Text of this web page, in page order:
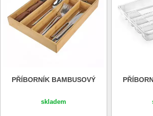
PŘÍBORNÍK BAMBUSOVÝ
skladem